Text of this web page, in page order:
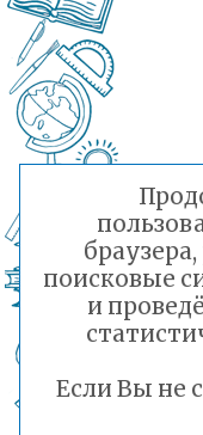
поисковые
и
Если Вы не